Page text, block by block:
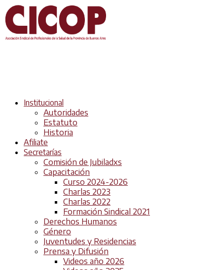
Institucional
Autoridades
Estatuto
Historia
Afiliate
Secretarías
Comisión de Jubiladxs
Capacitación
Curso 2024-2026
Charlas 2023
Charlas 2022
Formación Sindical 2021
Derechos Humanos
Género
Juventudes y Residencias
Prensa y Difusión
Videos año 2026